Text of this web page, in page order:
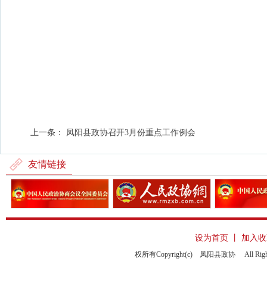
上一条： 凤阳县政协召开3月份重点工作例会
友情链接
设为首页 加入
权所有Copyright(c) 凤阳县政协 All